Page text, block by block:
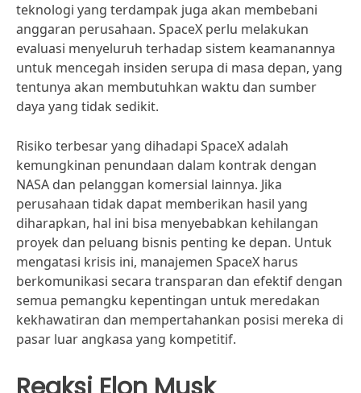
teknologi yang terdampak juga akan membebani
anggaran perusahaan. SpaceX perlu melakukan
evaluasi menyeluruh terhadap sistem keamanannya
untuk mencegah insiden serupa di masa depan, yang
tentunya akan membutuhkan waktu dan sumber
daya yang tidak sedikit.
Risiko terbesar yang dihadapi SpaceX adalah
kemungkinan penundaan dalam kontrak dengan
NASA dan pelanggan komersial lainnya. Jika
perusahaan tidak dapat memberikan hasil yang
diharapkan, hal ini bisa menyebabkan kehilangan
proyek dan peluang bisnis penting ke depan. Untuk
mengatasi krisis ini, manajemen SpaceX harus
berkomunikasi secara transparan dan efektif dengan
semua pemangku kepentingan untuk meredakan
kekhawatiran dan mempertahankan posisi mereka di
pasar luar angkasa yang kompetitif.